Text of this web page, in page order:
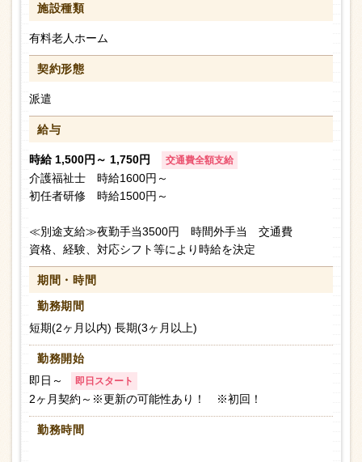
施設種類
有料老人ホーム
契約形態
派遣
給与
時給 1,500円～ 1,750円 交通費全額支給
介護福祉士 時給1600円～
初任者研修 時給1500円～
≪別途支給≫夜勤手当3500円 時間外手当 交通費
資格、経験、対応シフト等により時給を決定
期間・時間
勤務期間
短期(2ヶ月以内) 長期(3ヶ月以上)
勤務開始
即日～
即日スタート
2ヶ月契約～※更新の可能性あり！ ※初回！
勤務時間